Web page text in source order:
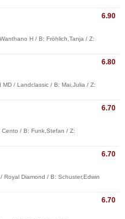
6.90
H / B: Fröhlich,Tanja / Z:
6.80
/ Landclassic / B: Mai,Julia / Z:
6.70
/ B: Funk,Stefan / Z:
6.70
Diamond / B: Schuster,Edwin
6.70